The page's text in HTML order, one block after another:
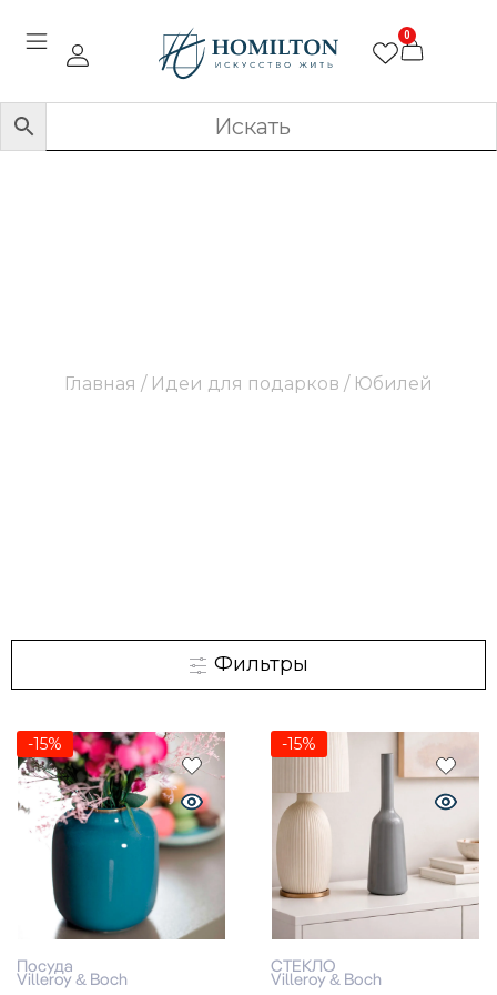
0
Главная / Идеи для подарков / Юбилей
Фильтры
-15%
Посуда
Villeroy & Boch
-15%
СТЕКЛО
Villeroy & Boch